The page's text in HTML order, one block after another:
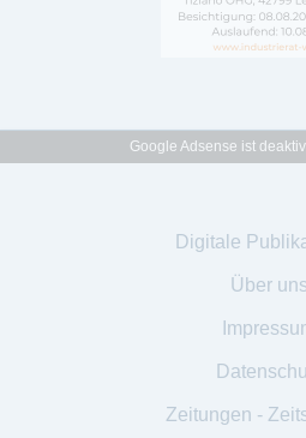
Google Adsense ist
Digitale
Über uns
Zeitungen -